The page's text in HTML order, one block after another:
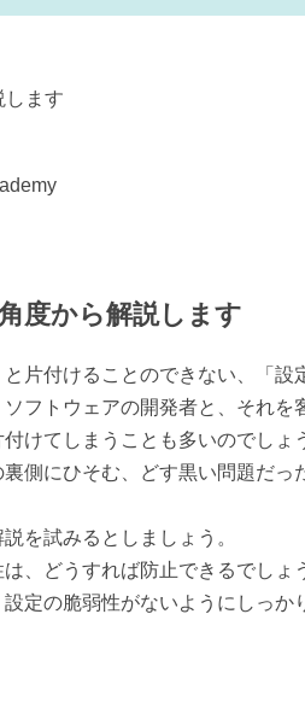
します
度から解説します
片付けることのできない、「設
フトウェアの開発者と、それを
けてしまうことも多いのでしょ
側にひそむ、どす黒い問題だっ
を試みるとしましょう。
、どうすれば防止できるでしょ
定の脆弱性がないようにしっか